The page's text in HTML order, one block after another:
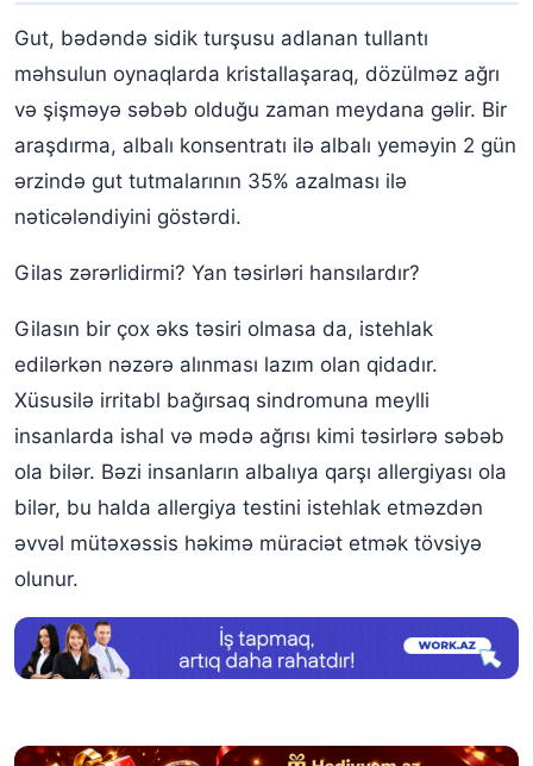
Gut, bədəndə sidik turşusu adlanan tullantı
məhsulun oynaqlarda kristallaşaraq, dözülməz ağrı
və şişməyə səbəb olduğu zaman meydana gəlir. Bir
araşdırma, albalı konsentratı ilə albalı yeməyin 2 gün
ərzində gut tutmalarının 35% azalması ilə
nəticələndiyini göstərdi.
Gilas zərərlidirmi? Yan təsirləri hansılardır?
Gilasın bir çox əks təsiri olmasa da, istehlak
edilərkən nəzərə alınması lazım olan qidadır.
Xüsusilə irritabl bağırsaq sindromuna meylli
insanlarda ishal və mədə ağrısı kimi təsirlərə səbəb
ola bilər. Bəzi insanların albalıya qarşı allergiyası ola
bilər, bu halda allergiya testini istehlak etməzdən
əvvəl mütəxəssis həkimə müraciət etmək tövsiyə
olunur.